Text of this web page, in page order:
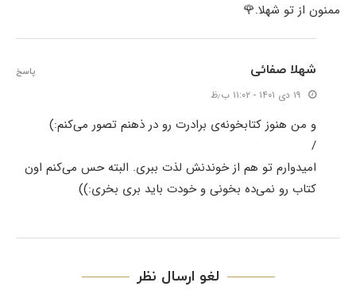
ممنون از تو شهلا.🌹
شهلا صفائی
۱۹ دی ۱۴۰۱ - ۱۱:۰۲ ب٫ظ
و من هنوز کتابخونه‌ی برادرت رو در ذهنم تصور می‌کنم:)
/
امیدوارم تو هم از خوندنش لذت ببری. البته حس می‌کنم اون
کتاب رو نمی‌ده بخونی و خودت باید بری بخری:))
پاسخ
لغو ارسال نظر